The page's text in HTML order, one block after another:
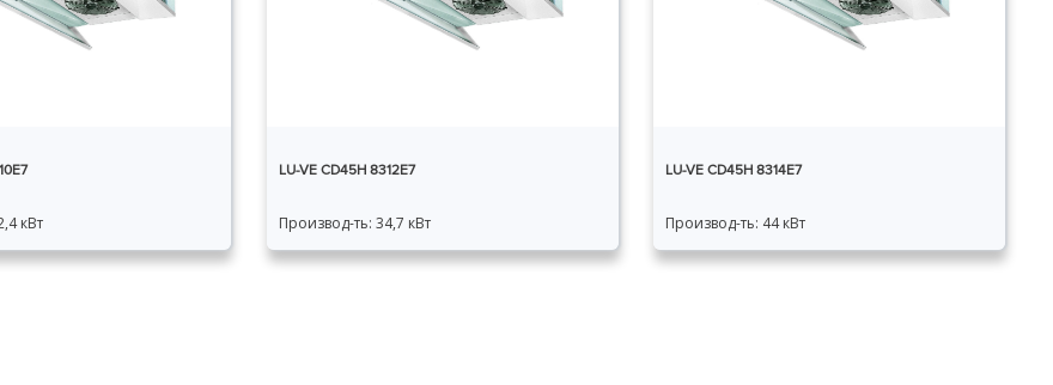
кВт
LU-VE CD45H 8312E7
Производ-ть: 34,7 кВт
LU-VE CD45H 8314E7
Производ-ть: 44 кВт